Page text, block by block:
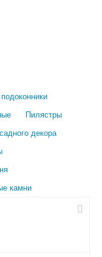
Пилястры
декора
камни